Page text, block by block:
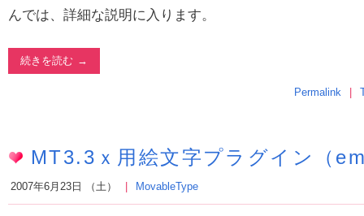
んでは、詳細な説明に入ります。
続きを読む
Permalink
MT3.3ｘ用絵文字プラグイン（
2007年6月23日 （土） MovableType